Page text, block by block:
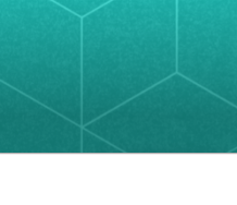
conteúdo